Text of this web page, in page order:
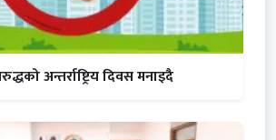
अन्तर्राष्ट्रिय दिवस मनाइदै